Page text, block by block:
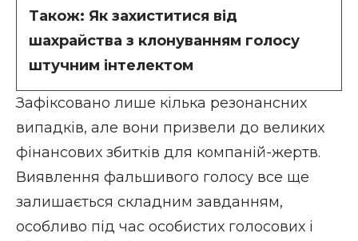
Також: Як захиститися від
шахрайства з клонуванням голосу
штучним інтелектом
Зафіксовано лише кілька резонансних
випадків, але вони призвели до великих
фінансових збитків для компаній-жертв.
Виявлення фальшивого голосу все ще
залишається складним завданням,
особливо під час особистих голосових і